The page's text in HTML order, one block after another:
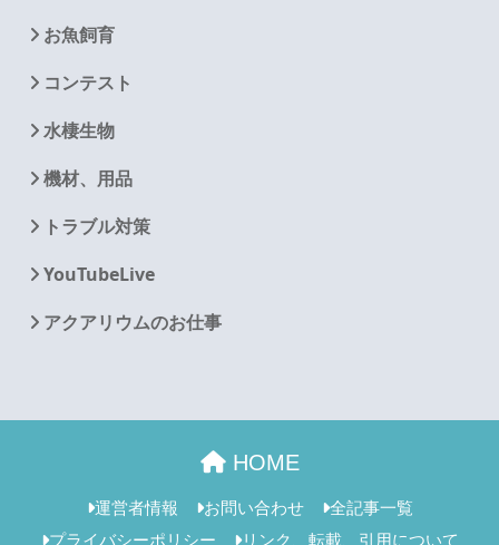
お魚飼育
コンテスト
水棲生物
機材、用品
トラブル対策
YouTubeLive
アクアリウムのお仕事
HOME
運営者情報 お問い合わせ
全記事一覧
プライバシーポリシー
リンク、転載、引用について